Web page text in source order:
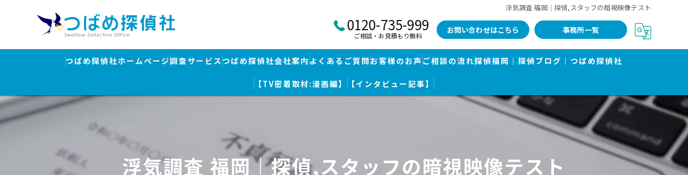
浮気調査 福岡｜探偵,スタッフの暗視映像テスト
0120-735-999
ご相談・お見積もり無料
お問い合わせはこちら 事務所一覧
つばめ探偵社ホームページ調査サービス
浮気調査
行方調査・人探し
ストーカー対策
つばめ探偵社会社案内
つばめ探偵社｜福岡市博多区福岡空港前本部
つばめ探偵社 赤坂大手門事務所
久留米つばめ探偵社｜西鉄久留米駅より徒歩圏内｜分厚い証拠満載報告書で有名
よくあるご質問お客様のお声 ご相談の流れ探偵福岡｜探偵ブログ｜つばめ探偵社
【TV密着取材:漫画編】 【インタビュー記事】
浮気調査 福岡｜探偵,スタッフの暗視映像テスト